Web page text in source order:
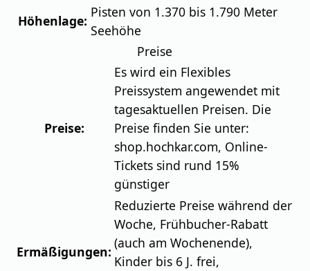
Höhenlage:
Pisten von 1.370 bis 1.790 Meter
Seehöhe
Preise
Preise:
Es wird ein Flexibles
Preissystem angewendet mit
tagesaktuellen Preisen. Die
Preise finden Sie unter:
shop.hochkar.com, Online-
Tickets sind rund 15%
günstiger
Ermäßigungen:
Reduzierte Preise während der
Woche, Frühbucher-Rabatt
(auch am Wochenende),
Kinder bis 6 J. frei,